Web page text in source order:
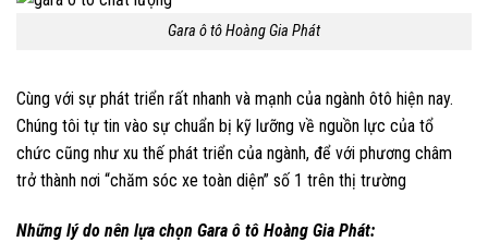
Gara ô tô Hoàng Gia Phát
Cùng với sự phát triển rất nhanh và mạnh của ngành ôtô hiện nay.
Chúng tôi tự tin vào sự chuẩn bị kỹ lưỡng về nguồn lực của tổ
chức cũng như xu thế phát triển của ngành, để với phương châm
trở thành nơi “chăm sóc xe toàn diện” số 1 trên thị trường
Những lý do nên lựa chọn Gara ô tô Hoàng Gia Phát: